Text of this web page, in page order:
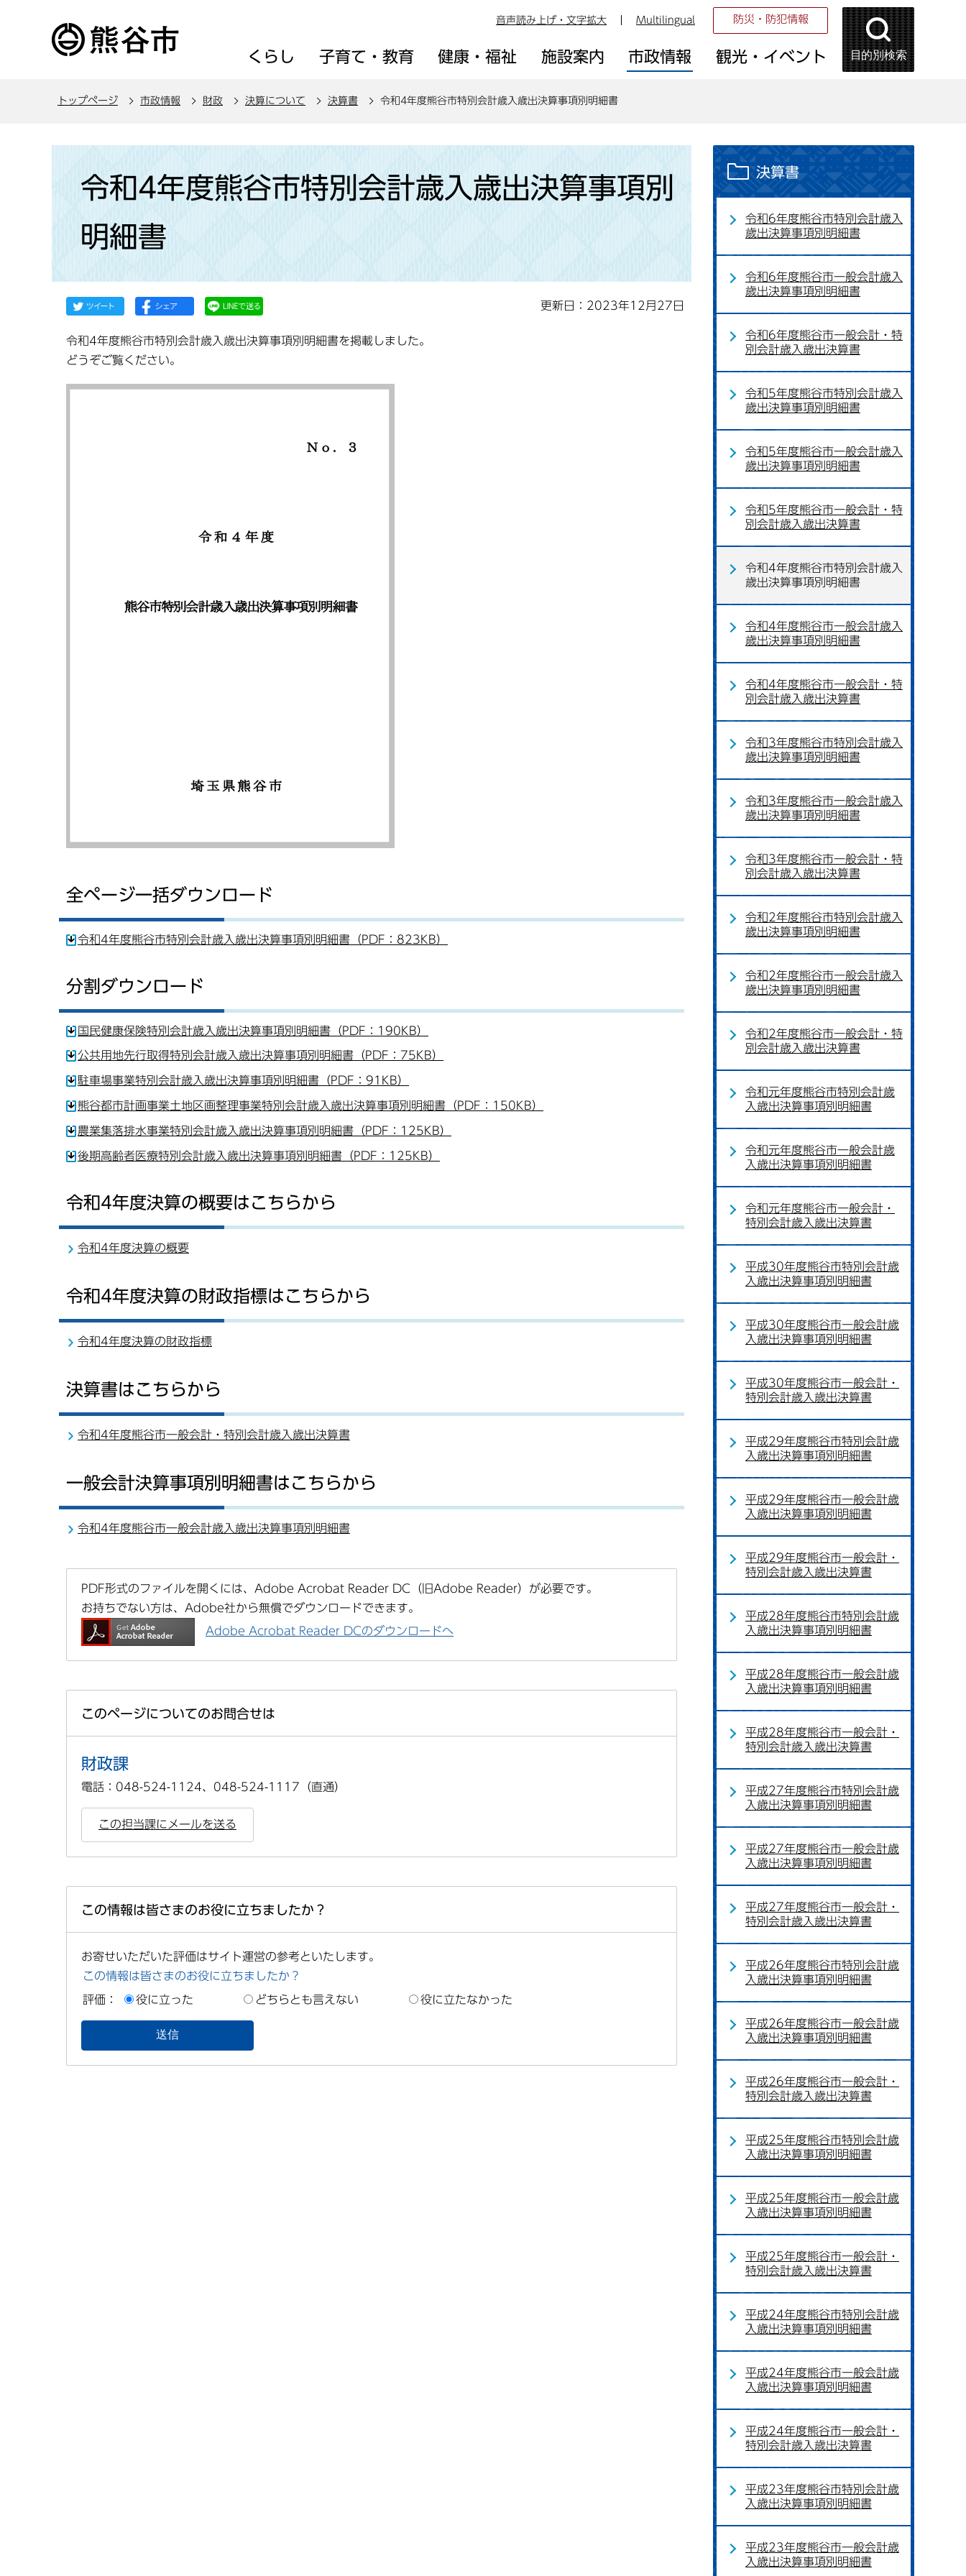
音声読み上げ・文字拡大 Multilingual 防災・防犯情報
くらし 子育て・教育 健康・福祉 施設案内 市政情報 観光・イベント 目的別検索
トップページ 市政情報 財政 決算について 決算書 令和4年度熊谷市特別会計歳入歳出決算事項別明細書
令和4年度熊谷市特別会計歳入歳出決算事項別
明細書
更新日：2023年12月27日
令和4年度熊谷市特別会計歳入歳出決算事項別明細書を掲載しました。
どうぞご覧ください。
全ページ一括ダウンロード
令和4年度熊谷市特別会計歳入歳出決算事項別明細書（PDF：823KB）
分割ダウンロード
国民健康保険特別会計歳入歳出決算事項別明細書（PDF：190KB）
公共用地先行取得特別会計歳入歳出決算事項別明細書（PDF：75KB）
駐車場事業特別会計歳入歳出決算事項別明細書（PDF：91KB）
熊谷都市計画事業土地区画整理事業特別会計歳入歳出決算事項別明細書（PDF：150KB）
農業集落排水事業特別会計歳入歳出決算事項別明細書（PDF：125KB）
後期高齢者医療特別会計歳入歳出決算事項別明細書（PDF：125KB）
令和4年度決算の概要はこちらから
令和4年度決算の概要
令和4年度決算の財政指標はこちらから
令和4年度決算の財政指標
決算書はこちらから
令和4年度熊谷市一般会計・特別会計歳入歳出決算書
一般会計決算事項別明細書はこちらから
令和4年度熊谷市一般会計歳入歳出決算事項別明細書
PDF形式のファイルを開くには、Adobe Acrobat Reader DC（旧Adobe Reader）が必要です。
お持ちでない方は、Adobe社から無償でダウンロードできます。
Adobe Acrobat Reader DCのダウンロードへ
このページについてのお問合せは
財政課
電話：048-524-1124、048-524-1117（直通）
この担当課にメールを送る
この情報は皆さまのお役に立ちましたか？
お寄せいただいた評価はサイト運営の参考といたします。
この情報は皆さまのお役に立ちましたか？
評価： 役に立った どちらとも言えない 役に立たなかった
決算書
令和6年度熊谷市特別会計歳入
歳出決算事項別明細書
令和6年度熊谷市一般会計歳入
歳出決算事項別明細書
令和6年度熊谷市一般会計・特
別会計歳入歳出決算書
令和5年度熊谷市特別会計歳入
歳出決算事項別明細書
令和5年度熊谷市一般会計歳入
歳出決算事項別明細書
令和5年度熊谷市一般会計・特
別会計歳入歳出決算書
令和4年度熊谷市特別会計歳入
歳出決算事項別明細書
令和4年度熊谷市一般会計歳入
歳出決算事項別明細書
令和4年度熊谷市一般会計・特
別会計歳入歳出決算書
令和3年度熊谷市特別会計歳入
歳出決算事項別明細書
令和3年度熊谷市一般会計歳入
歳出決算事項別明細書
令和3年度熊谷市一般会計・特
別会計歳入歳出決算書
令和2年度熊谷市特別会計歳入
歳出決算事項別明細書
令和2年度熊谷市一般会計歳入
歳出決算事項別明細書
令和2年度熊谷市一般会計・特
別会計歳入歳出決算書
令和元年度熊谷市特別会計歳
入歳出決算事項別明細書
令和元年度熊谷市一般会計歳
入歳出決算事項別明細書
令和元年度熊谷市一般会計・
特別会計歳入歳出決算書
平成30年度熊谷市特別会計歳
入歳出決算事項別明細書
平成30年度熊谷市一般会計歳
入歳出決算事項別明細書
平成30年度熊谷市一般会計・
特別会計歳入歳出決算書
平成29年度熊谷市特別会計歳
入歳出決算事項別明細書
平成29年度熊谷市一般会計歳
入歳出決算事項別明細書
平成29年度熊谷市一般会計・
特別会計歳入歳出決算書
平成28年度熊谷市特別会計歳
入歳出決算事項別明細書
平成28年度熊谷市一般会計歳
入歳出決算事項別明細書
平成28年度熊谷市一般会計・
特別会計歳入歳出決算書
平成27年度熊谷市特別会計歳
入歳出決算事項別明細書
平成27年度熊谷市一般会計歳
入歳出決算事項別明細書
平成27年度熊谷市一般会計・
特別会計歳入歳出決算書
平成26年度熊谷市特別会計歳
入歳出決算事項別明細書
平成26年度熊谷市一般会計歳
入歳出決算事項別明細書
平成26年度熊谷市一般会計・
特別会計歳入歳出決算書
平成25年度熊谷市特別会計歳
入歳出決算事項別明細書
平成25年度熊谷市一般会計歳
入歳出決算事項別明細書
平成25年度熊谷市一般会計・
特別会計歳入歳出決算書
平成24年度熊谷市特別会計歳
入歳出決算事項別明細書
平成24年度熊谷市一般会計歳
入歳出決算事項別明細書
平成24年度熊谷市一般会計・
特別会計歳入歳出決算書
平成23年度熊谷市特別会計歳
入歳出決算事項別明細書
平成23年度熊谷市一般会計歳
入歳出決算事項別明細書